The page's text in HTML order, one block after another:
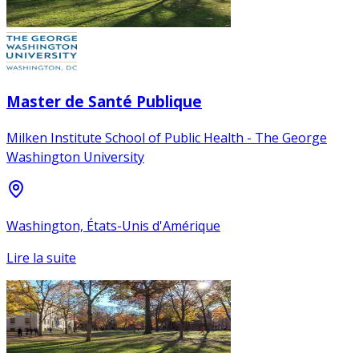
Master de Santé Publique
Milken Institute School of Public Health - The George
Washington University
Washington, États-Unis d'Amérique
Lire la suite